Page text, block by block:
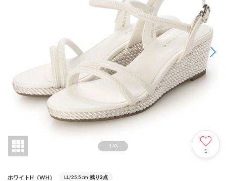
1/8
1
ホワイトH（WH） LL/25.5cm 残り2点